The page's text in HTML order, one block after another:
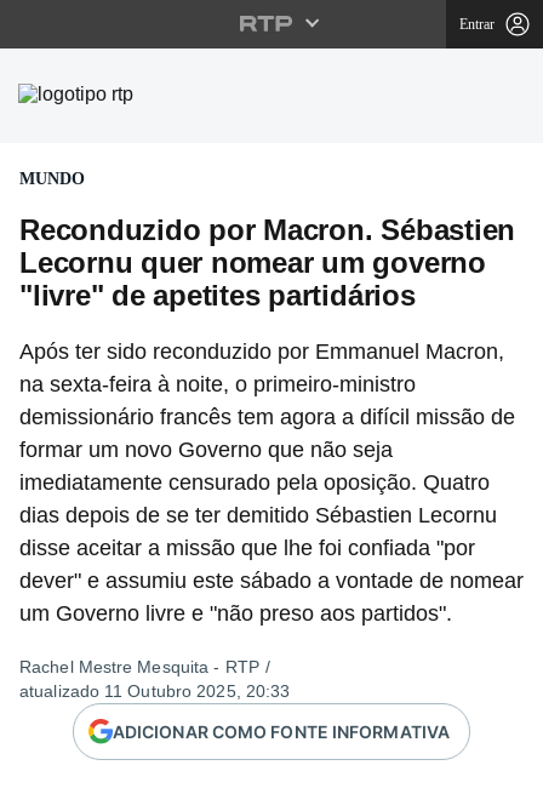
Entrar
Reconduzido por
MUNDO
Reconduzido por Macron. Sébastien
Lecornu quer nomear um governo
"livre" de apetites partidários
Após ter sido reconduzido por Emmanuel Macron,
na sexta-feira à noite, o primeiro-ministro
demissionário francês tem agora a difícil missão de
formar um novo Governo que não seja
imediatamente censurado pela oposição. Quatro
dias depois de se ter demitido Sébastien Lecornu
disse aceitar a missão que lhe foi confiada "por
dever" e assumiu este sábado a vontade de nomear
um Governo livre e "não preso aos partidos".
Rachel Mestre Mesquita - RTP /
atualizado 11 Outubro 2025, 20:33
ADICIONAR COMO FONTE INFORMATIVA